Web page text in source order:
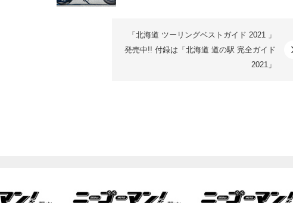
「北海道 ツーリングベストガイド 2021 」
発売中!! 付録は「北海道 道の駅 完全ガイド
2021」